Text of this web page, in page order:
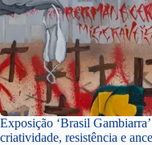
Exposição ‘Brasil
criatividade, resistência e